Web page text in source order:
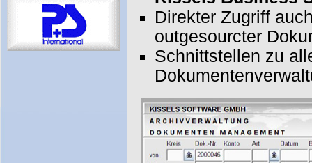
Direkter Zugriff
outgesourcter
Schnittstellen zu